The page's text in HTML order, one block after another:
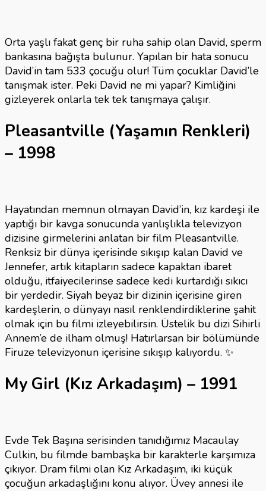
Orta yaşlı fakat genç bir ruha sahip olan David, sperm
bankasına bağışta bulunur. Yapılan bir hata sonucu
David’in tam 533 çocuğu olur! Tüm çocuklar David’le
tanışmak ister. Peki David ne mi yapar? Kimliğini
gizleyerek onlarla tek tek tanışmaya çalışır.
Pleasantville (Yaşamın Renkleri)
– 1998
Hayatından memnun olmayan David’in, kız kardeşi ile
yaptığı bir kavga sonucunda yanlışlıkla televizyon
dizisine girmelerini anlatan bir film Pleasantville.
Renksiz bir dünya içerisinde sıkışıp kalan David ve
Jennefer, artık kitapların sadece kapaktan ibaret
olduğu, itfaiyecilerinse sadece kedi kurtardığı sıkıcı
bir yerdedir. Siyah beyaz bir dizinin içerisine giren
kardeşlerin, o dünyayı nasıl renklendirdiklerine şahit
olmak için bu filmi izleyebilirsin. Üstelik bu dizi Sihirli
Annem’e de ilham olmuş! Hatırlarsan bir bölümünde
Firuze televizyonun içerisine sıkışıp kalıyordu. ✨
My Girl (Kız Arkadaşım) – 1991
Evde Tek Başına serisinden tanıdığımız Macaulay
Culkin, bu filmde bambaşka bir karakterle karşımıza
çıkıyor. Dram filmi olan Kız Arkadaşım, iki küçük
çocuğun arkadaşlığını konu alıyor. Üvey annesi ile